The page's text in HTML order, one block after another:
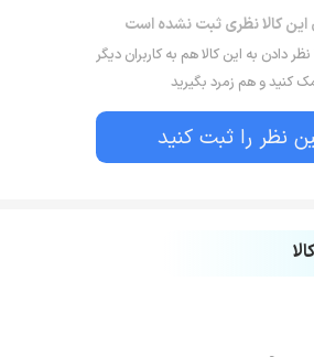
این کالا نظری ثبت نشده است
دادن به این کالا هم به کاربران دیگر
کنید و هم زمرد بگیرید
نظر را ثبت کنید